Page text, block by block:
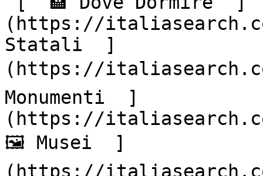
(https://
Statali  ]
(https://
Monumenti  ]
(https://
🖼️ Musei  ]
(https://